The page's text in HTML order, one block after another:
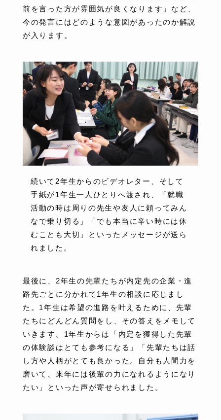
前を言った方が雰囲気が良くなります」など、
今の発言にはどのような意図があったのか解説
が入ります。
続いて2年生からのビデオレター、そして
手紙が1年生一人ひとりへ渡され、「就職
活動の時は周りの先生や友人に頼ってみん
なで乗り切る」「でも本当に辛い時には休
むことも大切」といったメッセージが送ら
れました。
最後に、2年生の先輩たちが内定先の企業・進
路先ごとに分かれて1年生の相談に応じまし
た。1年生は希望の進路を叶えるために、先輩
たちにどんどん質問をし、その答えをメモして
いきます。1年生からは「内定を獲得した先輩
の体験談はとても参考になる」「先輩たちは話
し方や人柄がとても良かった。自分も人間力を
磨いて、来年には後輩の力になれるようになり
たい」といった声が寄せられました。